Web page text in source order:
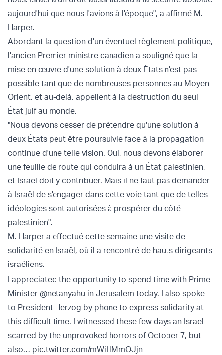
aujourd'hui que nous l'avions à l'époque", a affirmé M.
Harper.
Abordant la question d'un éventuel règlement politique,
l'ancien Premier ministre canadien a souligné que la
mise en œuvre d'une solution à deux États n'est pas
possible tant que de nombreuses personnes au Moyen-
Orient, et au-delà, appellent à la destruction du seul
État juif au monde.
"Nous devons cesser de prétendre qu'une solution à
deux États peut être poursuivie face à la propagation
continue d'une telle vision. Oui, nous devons élaborer
une feuille de route qui conduira à un État palestinien,
et Israël doit y contribuer. Mais il ne faut pas demander
à Israël de s'engager dans cette voie tant que de telles
idéologies sont autorisées à prospérer du côté
palestinien".
M. Harper a effectué cette semaine une visite de
solidarité en Israël, où il a rencontré de hauts dirigeants
israéliens.
I appreciated the opportunity to spend time with Prime
Minister @netanyahu in Jerusalem today. I also spoke
to President Herzog by phone to express solidarity at
this difficult time. I witnessed these few days an Israel
scarred by the unprovoked horrors of October 7, but
also… pic.twitter.com/mWiHMmOJjn